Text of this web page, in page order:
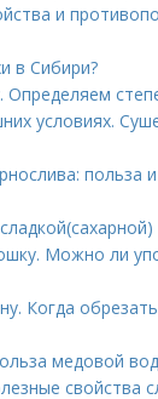
и
в Сибири?
Определяем
условиях.
польза
Можно ли
Когда
медовой
свойства